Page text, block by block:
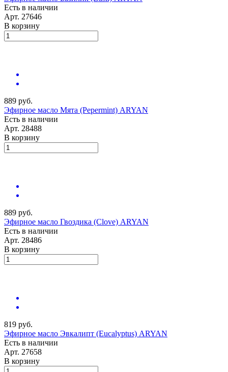
Есть в наличии
Арт. 27646
В корзину
889 руб.
Эфирное масло Мята (Pepermint) ARYAN
Есть в наличии
Арт. 28488
В корзину
889 руб.
Эфирное масло Гвоздика (Clove) ARYAN
Есть в наличии
Арт. 28486
В корзину
819 руб.
Эфирное масло Эвкалипт (Eucalyptus) ARYAN
Есть в наличии
Арт. 27658
В корзину